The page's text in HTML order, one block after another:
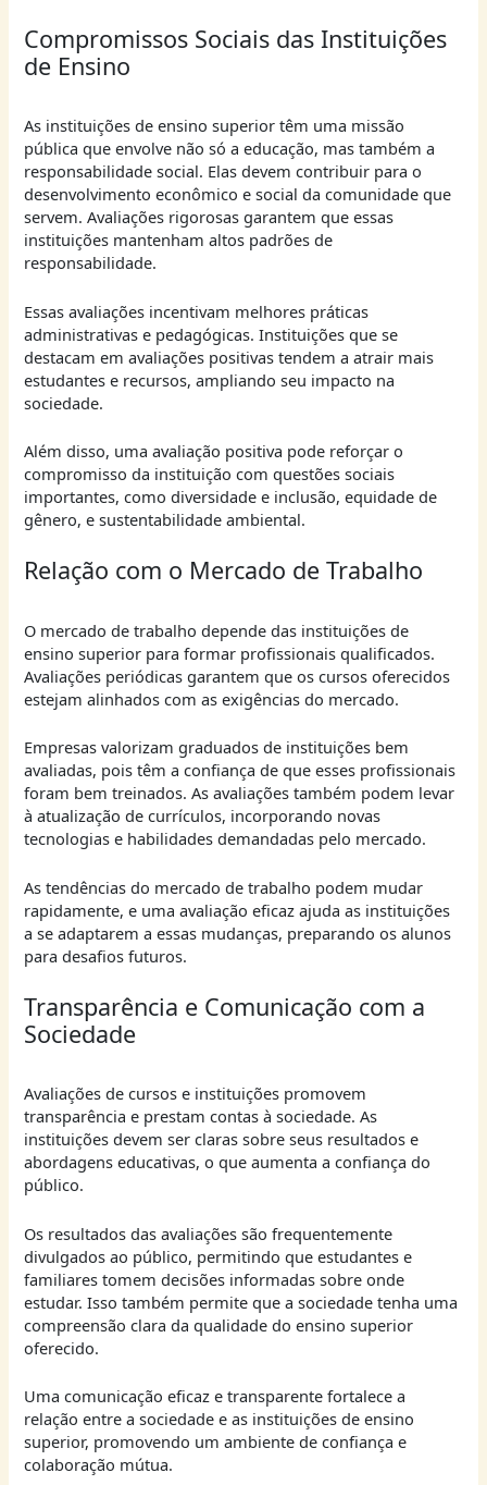
Compromissos Sociais das Instituições
de Ensino
As instituições de ensino superior têm uma missão
pública que envolve não só a educação, mas também a
responsabilidade social. Elas devem contribuir para o
desenvolvimento econômico e social da comunidade que
servem. Avaliações rigorosas garantem que essas
instituições mantenham altos padrões de
responsabilidade.
Essas avaliações incentivam melhores práticas
administrativas e pedagógicas. Instituições que se
destacam em avaliações positivas tendem a atrair mais
estudantes e recursos, ampliando seu impacto na
sociedade.
Além disso, uma avaliação positiva pode reforçar o
compromisso da instituição com questões sociais
importantes, como diversidade e inclusão, equidade de
gênero, e sustentabilidade ambiental.
Relação com o Mercado de Trabalho
O mercado de trabalho depende das instituições de
ensino superior para formar profissionais qualificados.
Avaliações periódicas garantem que os cursos oferecidos
estejam alinhados com as exigências do mercado.
Empresas valorizam graduados de instituições bem
avaliadas, pois têm a confiança de que esses profissionais
foram bem treinados. As avaliações também podem levar
à atualização de currículos, incorporando novas
tecnologias e habilidades demandadas pelo mercado.
As tendências do mercado de trabalho podem mudar
rapidamente, e uma avaliação eficaz ajuda as instituições
a se adaptarem a essas mudanças, preparando os alunos
para desafios futuros.
Transparência e Comunicação com a
Sociedade
Avaliações de cursos e instituições promovem
transparência e prestam contas à sociedade. As
instituições devem ser claras sobre seus resultados e
abordagens educativas, o que aumenta a confiança do
público.
Os resultados das avaliações são frequentemente
divulgados ao público, permitindo que estudantes e
familiares tomem decisões informadas sobre onde
estudar. Isso também permite que a sociedade tenha uma
compreensão clara da qualidade do ensino superior
oferecido.
Uma comunicação eficaz e transparente fortalece a
relação entre a sociedade e as instituições de ensino
superior, promovendo um ambiente de confiança e
colaboração mútua.